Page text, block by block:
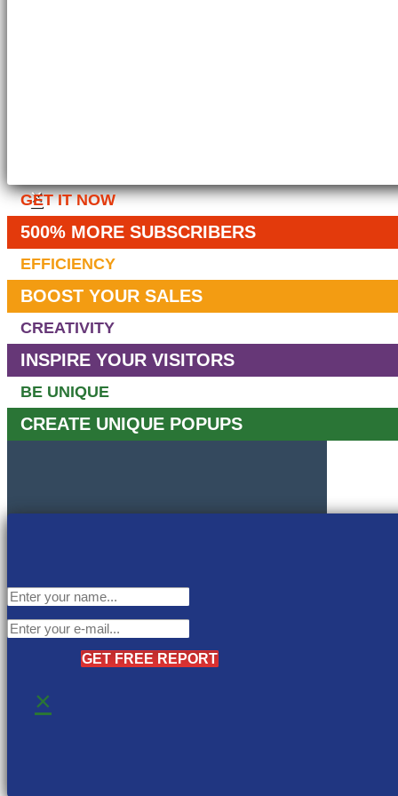
×
GET IT NOW
500% MORE SUBSCRIBERS
EFFICIENCY
BOOST YOUR SALES
CREATIVITY
INSPIRE YOUR VISITORS
BE UNIQUE
CREATE UNIQUE POPUPS
GET FREE REPORT
×